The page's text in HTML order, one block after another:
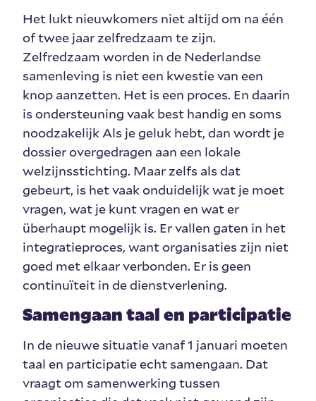
Het lukt nieuwkomers niet altijd om na één
of twee jaar zelfredzaam te zijn.
Zelfredzaam worden in de Nederlandse
samenleving is niet een kwestie van een
knop aanzetten. Het is een proces. En daarin
is ondersteuning vaak best handig en soms
noodzakelijk Als je geluk hebt, dan wordt je
dossier overgedragen aan een lokale
welzijnsstichting. Maar zelfs als dat
gebeurt, is het vaak onduidelijk wat je moet
vragen, wat je kunt vragen en wat er
überhaupt mogelijk is. Er vallen gaten in het
integratieproces, want organisaties zijn niet
goed met elkaar verbonden. Er is geen
continuïteit in de dienstverlening.
Samengaan taal en participatie
In de nieuwe situatie vanaf 1 januari moeten
taal en participatie echt samengaan. Dat
vraagt om samenwerking tussen